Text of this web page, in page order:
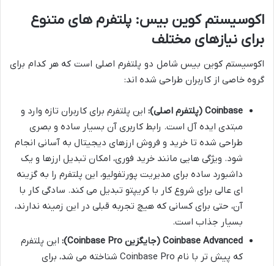
اکوسیستم کوین بیس: پلتفرم های متنوع
برای نیازهای مختلف
اکوسیستم کوین بیس شامل دو پلتفرم اصلی است که هر کدام برای
گروه خاصی از کاربران طراحی شده اند:
Coinbase (پلتفرم اصلی):
این پلتفرم برای کاربران تازه وارد و
مبتدی ایده آل است. رابط کاربری آن بسیار ساده و بصری
طراحی شده تا خرید و فروش ارزهای دیجیتال به آسانی انجام
شود. ویژگی هایی مانند خرید فوری، امکان تبدیل ارزها و یک
داشبورد ساده برای مدیریت پورتفولیو، این پلتفرم را به گزینه
ای عالی برای شروع کار با کریپتو تبدیل می کند. سادگی کار با
آن، حتی برای کسانی که هیچ تجربه قبلی در این زمینه ندارند،
بسیار جذاب است.
Coinbase Advanced (جایگزین Coinbase Pro):
این پلتفرم
که پیش تر با نام Coinbase Pro شناخته می شد، برای